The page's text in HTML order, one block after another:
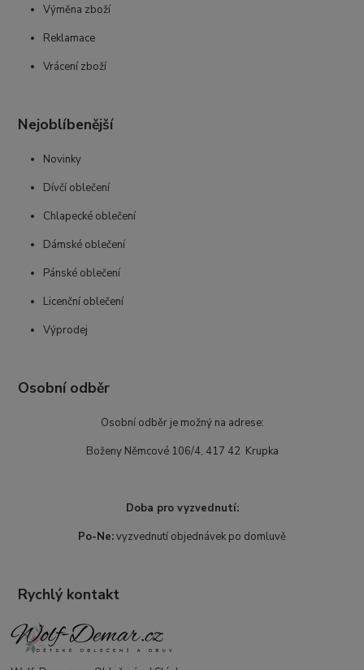
Výměna zboží
Reklamace
Vrácení zboží
Nejoblíbenější
Novinky
Dívčí oblečení
Chlapecké oblečení
Dámské oblečení
Pánské oblečení
Licenční oblečení
Výprodej
Osobní odběr
Osobní odběr je možný na adrese:
Boženy Němcové 106/4, 417 42 Krupka
Doba pro vyzvednutí:
Po-Ne:vyzvednutí objednávek po domluvě
Rychlý kontakt